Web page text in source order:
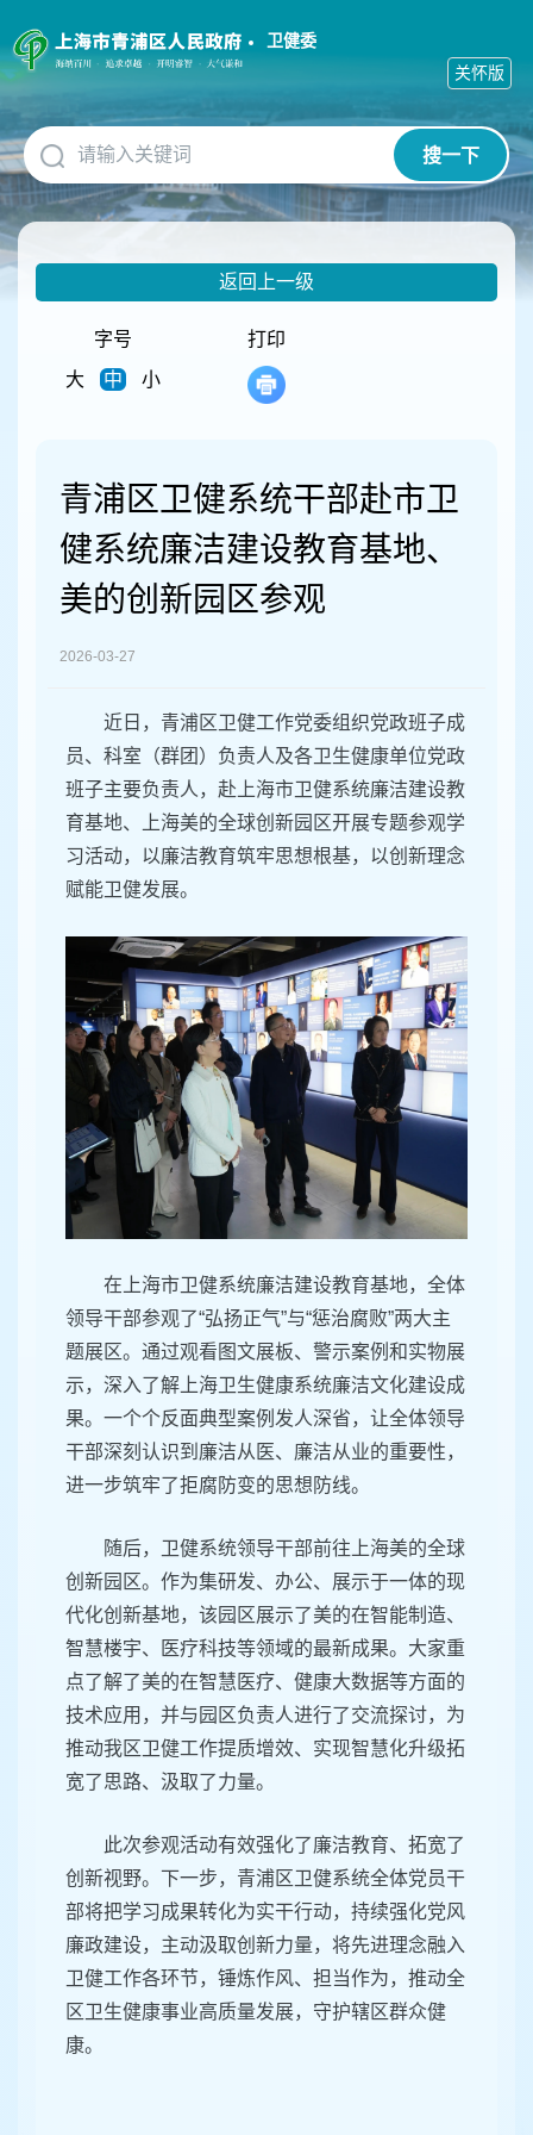
障
碍
作
说
明
跳
到
网
卫健委
搜一下
关怀版
返回上一级
字号
大
中 小
打印
青浦区卫健系统干部赴市卫
健系统廉洁建设教育基地、
美的创新园区参观
2026-03-27
近日，青浦区卫健工作党委组织党政班子成
员、科室（群团）负责人及各卫生健康单位党政
班子主要负责人，赴上海市卫健系统廉洁建设教
育基地、上海美的全球创新园区开展专题参观学
习活动，以廉洁教育筑牢思想根基，以创新理念
赋能卫健发展。
在上海市卫健系统廉洁建设教育基地，全体
领导干部参观了“弘扬正气”与“惩治腐败”两大主
题展区。通过观看图文展板、警示案例和实物展
示，深入了解上海卫生健康系统廉洁文化建设成
果。一个个反面典型案例发人深省，让全体领导
干部深刻认识到廉洁从医、廉洁从业的重要性，
进一步筑牢了拒腐防变的思想防线。
随后，卫健系统领导干部前往上海美的全球
创新园区。作为集研发、办公、展示于一体的现
代化创新基地，该园区展示了美的在智能制造、
智慧楼宇、医疗科技等领域的最新成果。大家重
点了解了美的在智慧医疗、健康大数据等方面的
技术应用，并与园区负责人进行了交流探讨，为
推动我区卫健工作提质增效、实现智慧化升级拓
宽了思路、汲取了力量。
此次参观活动有效强化了廉洁教育、拓宽了
创新视野。下一步，青浦区卫健系统全体党员干
部将把学习成果转化为实干行动，持续强化党风
廉政建设，主动汲取创新力量，将先进理念融入
卫健工作各环节，锤炼作风、担当作为，推动全
区卫生健康事业高质量发展，守护辖区群众健
康。